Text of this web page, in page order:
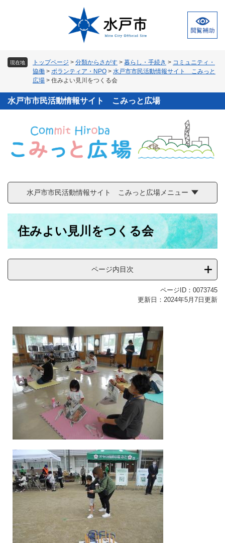
文
現在地 トップページ > 分類からさがす > 暮らし・手続き > コミュニティ・
協働 > ボランティア・NPO > 水戸市市民活動情報サイト こみっと
広場 > 住みよい見川をつくる会
水戸市市民活動情報サイト こみっと広場
水戸市市民活動情報サイト こみっと広場メニュー
住みよい見川をつくる会
ページ内目次
ページID：0073745
更新日：2024年5月7日更新